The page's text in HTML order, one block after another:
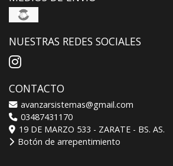
NUESTRAS REDES SOCIALES
CONTACTO
avanzarsistemas@gmail.com
03487431170
19 DE MARZO 533 - ZARATE - BS. AS.
Botón de arrepentimiento